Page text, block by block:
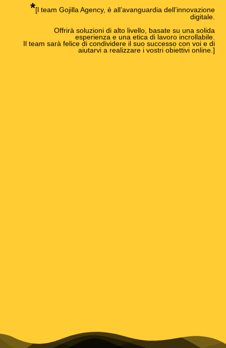
*[l team Gojilla Agency, è all’avanguardia dell’innovazione
digitale.
Offrirà soluzioni di alto livello, basate su una solida
esperienza e una etica di lavoro incrollabile.
Il team sarà felice di condividere il suo successo con voi e di
aiutarvi a realizzare i vostri obiettivi online.]